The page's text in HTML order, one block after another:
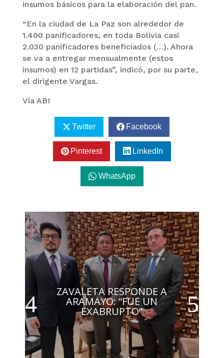
insumos básicos para la elaboración del pan.
“En la ciudad de La Paz son alrededor de
1.400 panificadores, en toda Bolivia casi
2.030 panificadores beneficiados (…). Ahora
se va a entregar mensualmente (estos
insumos) en 12 partidas”, indicó, por su parte,
el dirigente Vargas.
Vía ABI
Twitter Facebook
Pinterest LinkedIn
WhatsApp
ZAVALETA RESPONDE A
ARAMAYO: “FUE UN
EXABRUPTO”